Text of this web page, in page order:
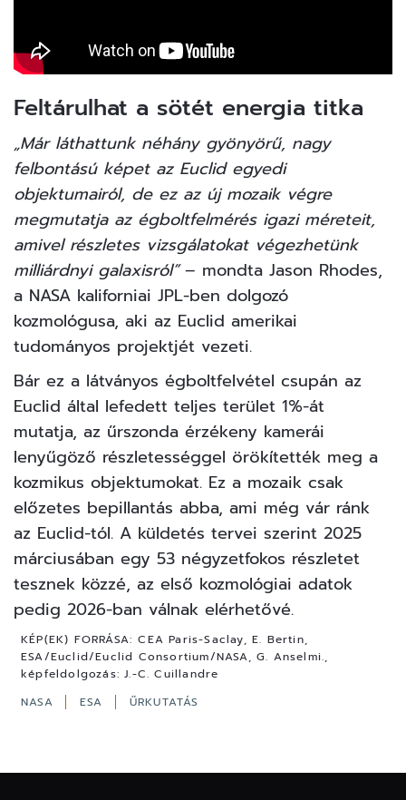
Feltárulhat a sötét energia titka
„Már láthattunk néhány gyönyörű, nagy
felbontású képet az Euclid egyedi
objektumairól, de ez az új mozaik végre
megmutatja az égboltfelmérés igazi méreteit,
amivel részletes vizsgálatokat végezhetünk
milliárdnyi galaxisról”– mondta Jason Rhodes,
a NASA kaliforniai JPL-ben dolgozó
kozmológusa, aki az Euclid amerikai
tudományos projektjét vezeti.
Bár ez a látványos égboltfelvétel csupán az
Euclid által lefedett teljes terület 1%-át
mutatja, az űrszonda érzékeny kamerái
lenyűgöző részletességgel örökítették meg a
kozmikus objektumokat. Ez a mozaik csak
előzetes bepillantás abba, ami még vár ránk
az Euclid-tól. A küldetés tervei szerint 2025
márciusában egy 53 négyzetfokos részletet
tesznek közzé, az első kozmológiai adatok
pedig 2026-ban válnak elérhetővé.
KÉP(EK) FORRÁSA: CEA Paris-Saclay, E. Bertin,
ESA/Euclid/Euclid Consortium/NASA, G. Anselmi.,
képfeldolgozás: J.-C. Cuillandre
NASA
ESA ŰRKUTATÁS